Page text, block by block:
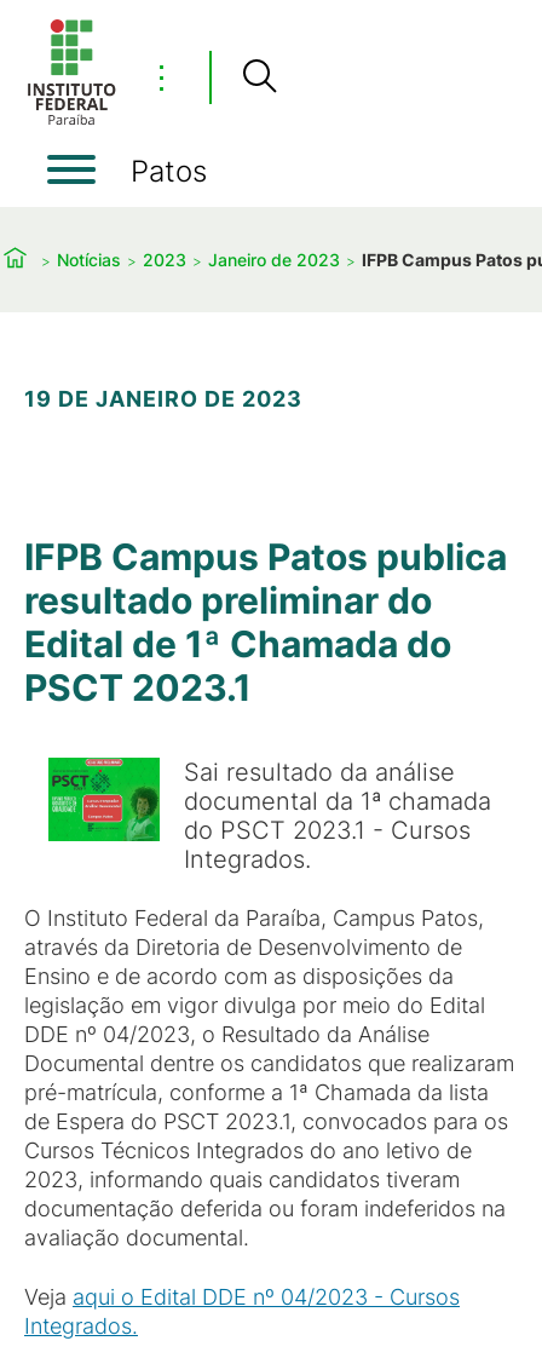
⋮
Patos
Notícias 2023 Janeiro de 2023 IFPB Campus Patos
19 DE JANEIRO DE 2023
IFPB Campus Patos publica
resultado preliminar do
Edital de 1ª Chamada do
PSCT 2023.1
Sai resultado da análise
documental da 1ª chamada
do PSCT 2023.1 - Cursos
Integrados.
O Instituto Federal da Paraíba, Campus Patos,
através da Diretoria de Desenvolvimento de
Ensino e de acordo com as disposições da
legislação em vigor divulga por meio do Edital
DDE nº 04/2023, o Resultado da Análise
Documental dentre os candidatos que realizaram
pré-matrícula, conforme a 1ª Chamada da lista
de Espera do PSCT 2023.1, convocados para os
Cursos Técnicos Integrados do ano letivo de
2023, informando quais candidatos tiveram
documentação deferida ou foram indeferidos na
avaliação documental.
Veja aqui o Edital DDE nº 04/2023 - Cursos
Integrados.